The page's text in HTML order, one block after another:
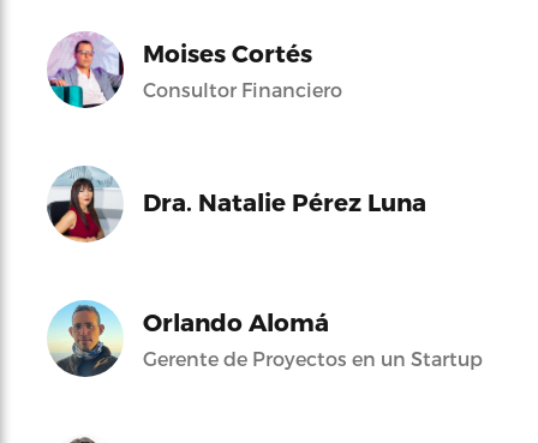
Moises Cortés
Consultor Financiero
Dra. Natalie Pérez Luna
Orlando Alomá
Gerente de Proyectos en un Startup